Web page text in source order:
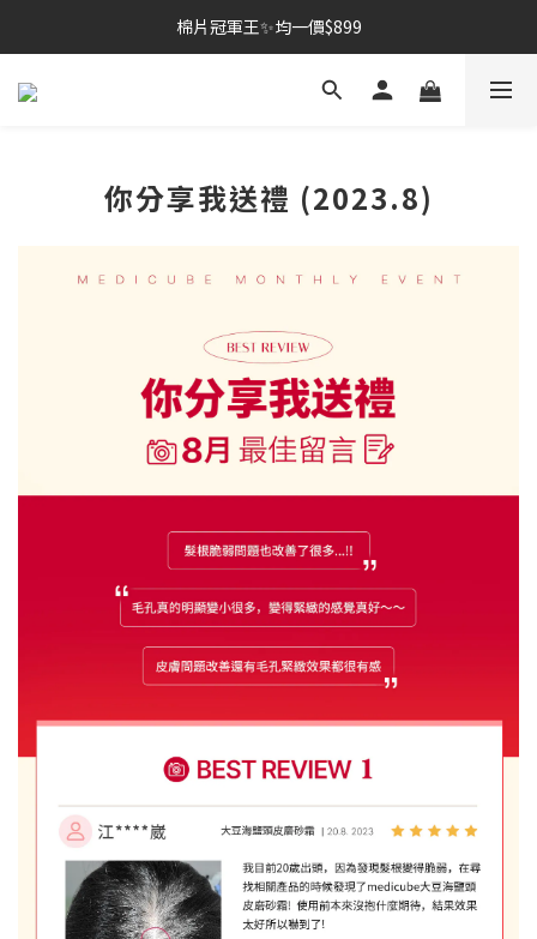
棉片冠軍王✨均一價$899
棉片冠軍王✨均一價$899
夏季深層清潔必備🫧張員瑛洗臉機
棉片冠軍王✨均一價$899
你分享我送禮 (2023.8)